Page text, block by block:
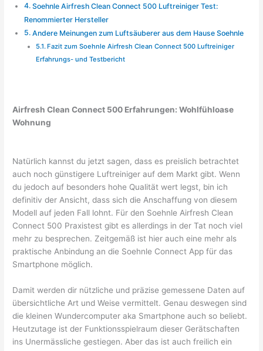
Soehnle Airfresh Clean Connect 500 Luftreiniger Test:
Renommierter Hersteller
Andere Meinungen zum Luftsäuberer aus dem Hause Soehnle
Fazit zum Soehnle Airfresh Clean Connect 500 Luftreiniger
Erfahrungs- und Testbericht
Airfresh Clean Connect 500 Erfahrungen: Wohlfühloase
Wohnung
Natürlich kannst du jetzt sagen, dass es preislich betrachtet
auch noch günstigere Luftreiniger auf dem Markt gibt. Wenn
du jedoch auf besonders hohe Qualität wert legst, bin ich
definitiv der Ansicht, dass sich die Anschaffung von diesem
Modell auf jeden Fall lohnt. Für den Soehnle Airfresh Clean
Connect 500 Praxistest gibt es allerdings in der Tat noch viel
mehr zu besprechen. Zeitgemäß ist hier auch eine mehr als
praktische Anbindung an die Soehnle Connect App für das
Smartphone möglich.
Damit werden dir nützliche und präzise gemessene Daten auf
übersichtliche Art und Weise vermittelt. Genau deswegen sind
die kleinen Wundercomputer aka Smartphone auch so beliebt.
Heutzutage ist der Funktionsspielraum dieser Gerätschaften
ins Unermässliche gestiegen. Aber das ist auch freilich ein